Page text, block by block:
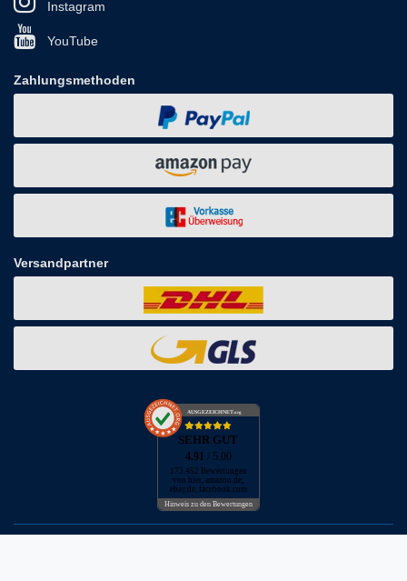
Instagram
YouTube
Zahlungsmethoden
Versandpartner
AUSGEZEICHNET.org
SEHR GUT
4.91 / 5.00
173.452 Bewertungen
von hier, amazon.de,
ebay.de, facebook.com
Hinweis zu den Bewertungen